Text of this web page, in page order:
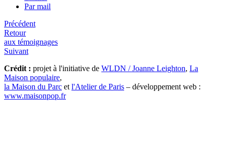
Par mail
Précédent
Retour
aux témoignages
Suivant
Crédit : projet à l'initiative de WLDN / Joanne Leighton, La
Maison populaire,
la Maison du Parc et l'Atelier de Paris – développement web :
www.maisonpop.fr